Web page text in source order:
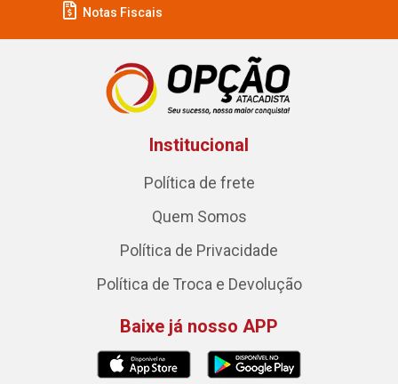
Notas Fiscais
Institucional
Política de frete
Quem Somos
Política de Privacidade
Política de Troca e Devolução
Baixe já nosso APP